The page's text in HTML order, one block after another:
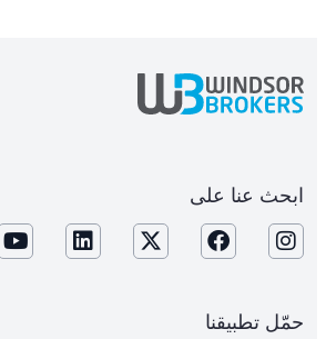
ابحث عنا على
حمّل تطبيقنا